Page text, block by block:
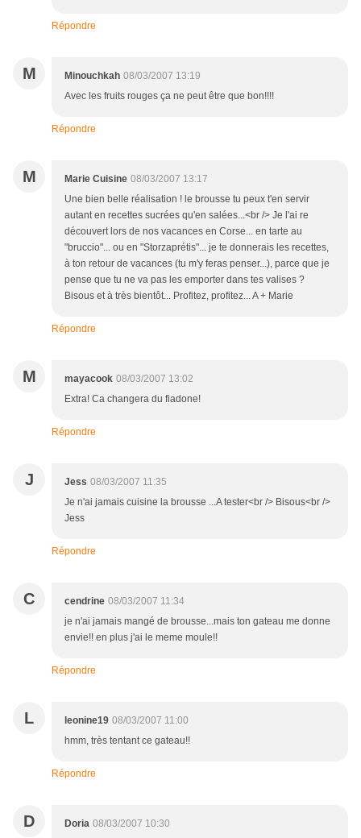
Répondre
M Minouchkah 08/03/2007 13:19
Avec les fruits rouges ça ne peut être que bon!!!!
Répondre
M Marie Cuisine 08/03/2007 13:17
Une bien belle réalisation ! le brousse tu peux t'en servir
autant en recettes sucrées qu'en salées...<br /> Je l'ai re
découvert lors de nos vacances en Corse... en tarte au
"bruccio"... ou en "Storzaprétis"... je te donnerais les recettes,
à ton retour de vacances (tu m'y feras penser...), parce que je
pense que tu ne va pas les emporter dans tes valises ?
Bisous et à très bientôt... Profitez, profitez... A + Marie
Répondre
M mayacook 08/03/2007 13:02
Extra! Ca changera du fiadone!
Répondre
J Jess 08/03/2007 11:35
Je n'ai jamais cuisine la brousse ...A tester<br /> Bisous<br />
Jess
Répondre
C cendrine 08/03/2007 11:34
je n'ai jamais mangé de brousse...mais ton gateau me donne
envie!! en plus j'ai le meme moule!!
Répondre
L leonine19 08/03/2007 11:00
hmm, très tentant ce gateau!!
Répondre
D Doria 08/03/2007 10:30